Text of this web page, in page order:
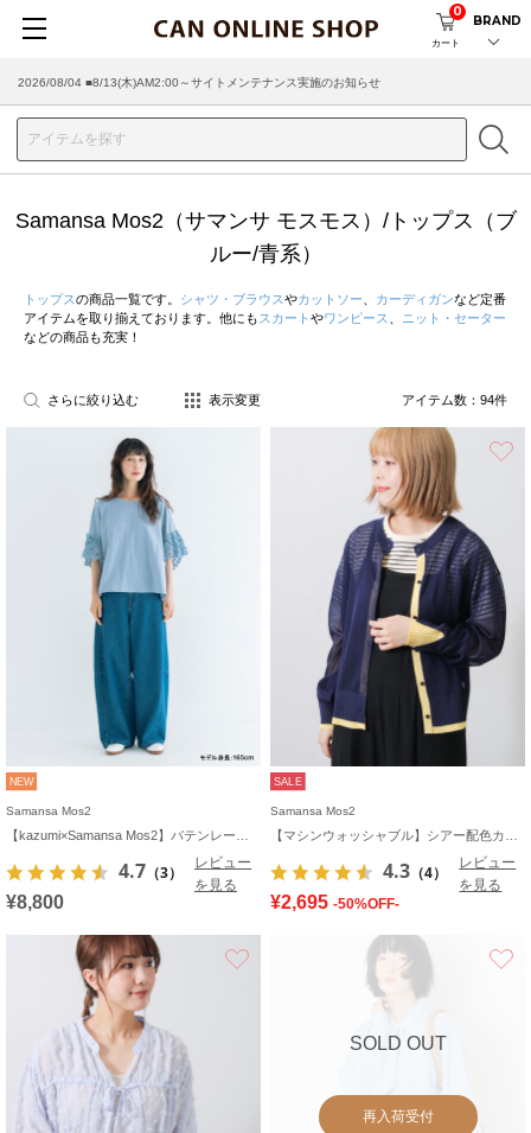
カート
0
BRAND
2026/08/04 ■8/13(木)AM2:00～サイトメンテナンス実施のお知らせ
2026/07/29 ■【お知らせ】ヤマト運輸の配送遅延・停止について
Samansa Mos2（サマンサ モスモス）/トップス（ブ
ルー/青系）
トップスの商品一覧です。 シャツ・ブラウスやカットソー カーディガンなど定番
アイテムを取り揃えております。他にも スカート やワンピース
ニット・セーター
などの商品も充実！
さらに絞り込む 表示変更 アイテム数： 94件
NEW
Samansa Mos2
4.7 （3）
レビュー
を見る
¥8,800
SALE
Samansa Mos2
4.3 （4）
レビュー
を見る
¥2,695 -50%OFF-
SOLD OUT
再入荷受付